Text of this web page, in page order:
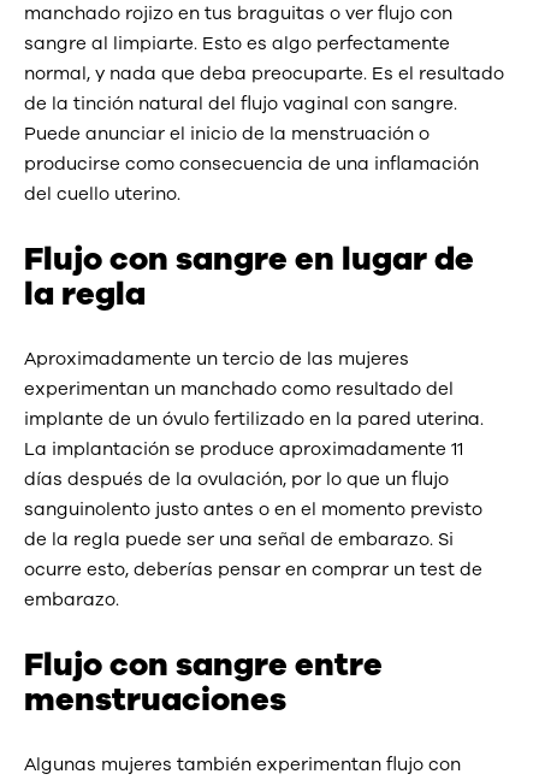
manchado rojizo en tus braguitas o ver flujo con
sangre al limpiarte. Esto es algo perfectamente
normal, y nada que deba preocuparte. Es el resultado
de la tinción natural del flujo vaginal con sangre.
Puede anunciar el inicio de la menstruación o
producirse como consecuencia de una inflamación
del cuello uterino.
Flujo con sangre en lugar de
la regla
Aproximadamente un tercio de las mujeres
experimentan un manchado como resultado del
implante de un óvulo fertilizado en la pared uterina.
La implantación se produce aproximadamente 11
días después de la ovulación, por lo que un flujo
sanguinolento justo antes o en el momento previsto
de la regla puede ser una señal de embarazo. Si
ocurre esto, deberías pensar en comprar un test de
embarazo.
Flujo con sangre entre
menstruaciones
Algunas mujeres también experimentan flujo con